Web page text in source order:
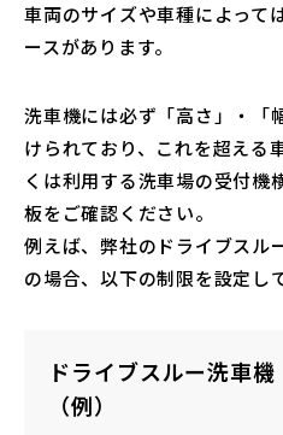
車両のサイズや車種によって
ースがあります。
洗車機には必ず「高さ」・「
けられており、これを超える
くは利用する洗車場の受付機
板をご確認ください。
例えば、弊社のドライブスル
の場合、以下の制限を設定し
ドライブスルー洗車機
（例）